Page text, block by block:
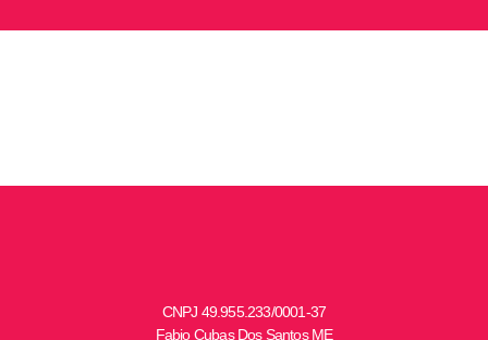
CNPJ 49.955.233/0001-37
Fabio Cubas Dos Santos ME